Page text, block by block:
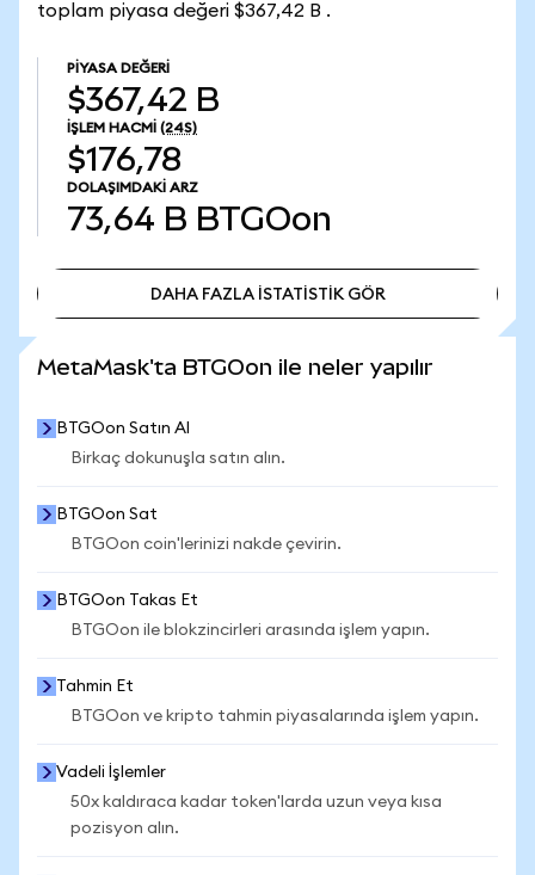
toplam piyasa değeri $367,42 B .
PIYASA DEĞERI
$367,42 B
İŞLEM HACMI (24S)
$176,78
DOLAŞIMDAKI ARZ
73,64 B BTGOon
DAHA FAZLA İSTATİSTİK GÖR
MetaMask'ta BTGOon ile neler yapılır
BTGOon Satın Al
Birkaç dokunuşla satın alın.
BTGOon Sat
BTGOon coin'lerinizi nakde çevirin.
BTGOon Takas Et
BTGOon ile blokzincirleri arasında işlem yapın.
Tahmin Et
BTGOon ve kripto tahmin piyasalarında işlem yapın.
Vadeli İşlemler
50x kaldıraca kadar token'larda uzun veya kısa
pozisyon alın.